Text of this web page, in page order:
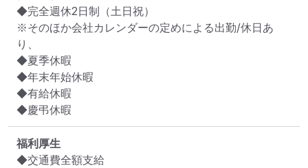
◆完全週休2日制（土日祝）
※そのほか会社カレンダーの定めによる出勤/休日あ
り、
◆夏季休暇
◆年末年始休暇
◆有給休暇
◆慶弔休暇
福利厚生
◆交通費全額支給